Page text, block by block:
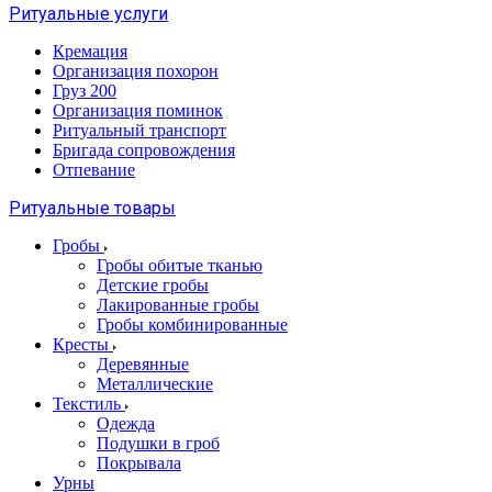
Ритуальные услуги
Кремация
Организация похорон
Груз 200
Организация поминок
Ритуальный транспорт
Бригада сопровождения
Отпевание
Ритуальные товары
Гробы
Гробы обитые тканью
Детские гробы
Лакированные гробы
Гробы комбинированные
Кресты
Деревянные
Металлические
Текстиль
Одежда
Подушки в гроб
Покрывала
Урны